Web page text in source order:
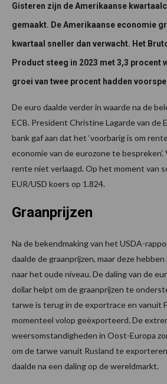
Gisteren zijn de Amerikaanse
gemaakt. De Amerikaanse economie
kwartaal sneller dan verwacht. Het
Product steeg in 2023 met 3,3 procent
groei van twee procent hadden
De euro daalde verder in waarde na de
ECB. President Christine Lagarde van de
bank gaf aan dat het ‘voorbarig is om
economie van de eurozone te
rente niet verlaagd. Op het moment van
EUR/USD koers op 1.824.
Graanprijzen
Na de bekendmaking van het USDA-
daalde de graanprijzen, maar deze
naar het oude niveau. De daling van de
dollar helpt om de graanprijzen te
tarwe is terug in de exportrace en vanuit
momenteel volop geëxporteerd. De
weersomstandigheden in Oost-Europa
om de tarwe vanuit Rusland te
daalde na een daling op de wereldmarkt.